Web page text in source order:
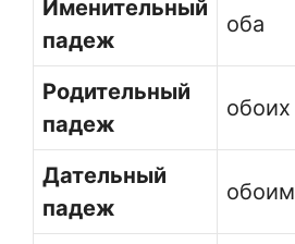
Именительный
падеж
оба
Родительный
падеж
обоих
Дательный
падеж
обоим